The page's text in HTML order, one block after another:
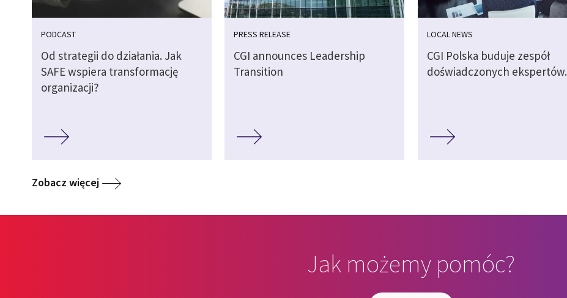
PODCAST
Od strategii do działania. Jak
SAFE wspiera transformację
organizacji?
PRESS RELEASE
CGI announces Leadership
Transition
LOCAL NEWS
CGI Polska buduje zespół
doświadczonych ekspertów.
Zobacz więcej
Jak możemy pomóc?